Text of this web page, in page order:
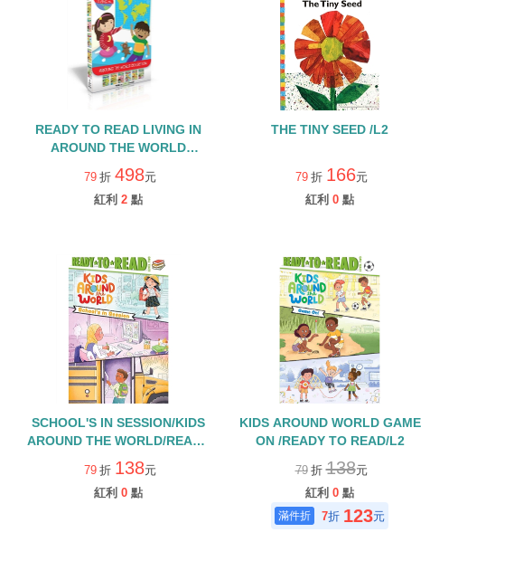
READY TO READ LIVING IN
AROUND THE WORLD
COLLECTION/L2世界文化英文
分級讀本盒裝套書
79 折 498元
紅利 2 點
THE TINY SEED /L2
79 折 166元
紅利 0 點
SCHOOL'S IN SESSION/KIDS
AROUND THE WORLD/READY
TO READ/LEVEL 2
79 折 138元
紅利 0 點
KIDS AROUND WORLD GAME
ON /READY TO READ/L2
79 折138元
紅利 0 點
7折 123元